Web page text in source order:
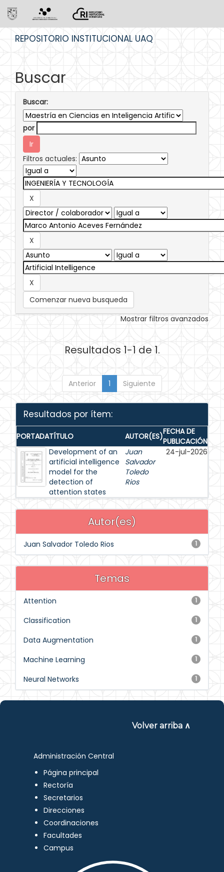
REPOSITORIO INSTITUCIONAL UAQ
Buscar
Buscar:
por
Filtros actuales:
Comenzar nueva busqueda
Mostrar filtros avanzados
Resultados 1-1 de 1.
Anterior 1 Siguiente
Resultados por ítem:
PORTADATÍTULO AUTOR(ES)FECHA DE
PUBLICACIÓN
Development of an
artificial intelligence
model for the
detection of
attention states
Juan
Salvador
Toledo
Rios
24-jul-2026
Autor(es)
1
Juan Salvador Toledo Rios
Temas
1
Attention
1
Classification
1
Data Augmentation
1
Machine Learning
1
Neural Networks
Volver arriba ∧
Administración Central
Página principal
Rectoría
Secretarios
Direcciones
Coordinaciones
Facultades
Campus